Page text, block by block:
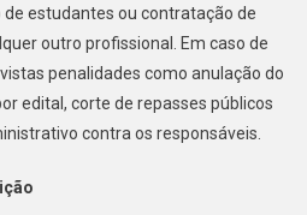
estudantes ou contratação de
outro profissional. Em caso de
penalidades como anulação do
edital, corte de repasses públicos
contra os responsáveis.